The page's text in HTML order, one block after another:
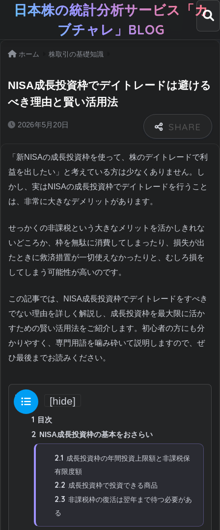
日本株の統計分析サービス「カ
ブチャレ」BLOG
ホーム 株取引の基礎知識
NISA成長投資枠でデイトレードは避ける
べき理由と賢い活用法
2026年5月20日
「新NISAの成長投資枠を使って、株のデイトレードで利
益を出したい」と考えている方は少なくありません。し
かし、実はNISAの成長投資枠でデイトレードを行うこと
は、非常に大きなデメリットがあります。
せっかくの非課税という大きなメリットを活かしきれな
いどころか、枠を無駄に消費してしまったり、損失が出
たときに救済措置が一切使えなかったりと、むしろ損を
してしまう可能性が高いのです。
この記事では、NISA成長投資枠でデイトレードをすべき
でない理由を詳しく解説し、成長投資枠を最大限に活か
すための賢い活用法をご紹介します。初心者の方にも分
かりやすく、専門用語を噛み砕いて説明しますので、ぜ
ひ最後までお読みください。
目次 [hide]
1 目次
2 NISA成長投資枠の基本をおさらい
2.1 成長投資枠の年間投資上限額と非課税保
有限度額
2.2 成長投資枠で投資できる商品
2.3 非課税枠の復活は翌年まで待つ必要があ
る